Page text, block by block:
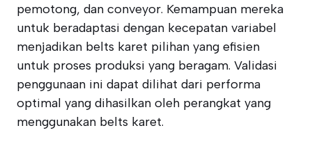
pemotong, dan conveyor. Kemampuan mereka
untuk beradaptasi dengan kecepatan variabel
menjadikan belts karet pilihan yang efisien
untuk proses produksi yang beragam. Validasi
penggunaan ini dapat dilihat dari performa
optimal yang dihasilkan oleh perangkat yang
menggunakan belts karet.